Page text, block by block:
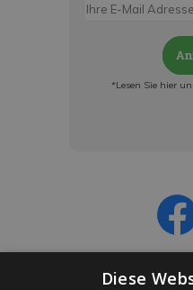
*Lesen Sie hier
Diese